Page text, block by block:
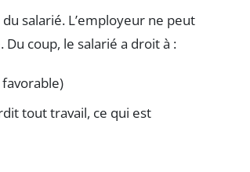
salarié. L’employeur ne peut
coup, le salarié a droit à :
tout travail, ce qui est